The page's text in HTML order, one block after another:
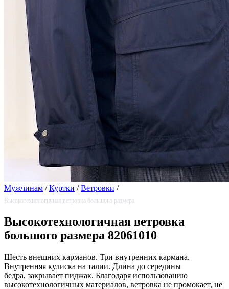
Мужчинам / Куртки / Ветровки /
Высокотехнологичная ветровка большого размера
Высокотехнологичная ветровка
большого размера 82061010
Шесть внешних карманов. Три внутренних кармана.
Внутренняя кулиска на талии. Длина до середины
бедра, закрывает пиджак. Благодаря использованию
высокотехнологичных материалов, ветровка не промокает, не